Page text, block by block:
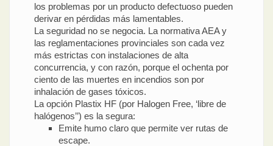
los problemas por un producto defectuoso pueden
derivar en pérdidas más lamentables.
La seguridad no se negocia. La normativa AEA y
las reglamentaciones provinciales son cada vez
más estrictas con instalaciones de alta
concurrencia, y con razón, porque el ochenta por
ciento de las muertes en incendios son por
inhalación de gases tóxicos.
La opción Plastix HF (por Halogen Free, ‘libre de
halógenos’’) es la segura:
Emite humo claro que permite ver rutas de
escape.